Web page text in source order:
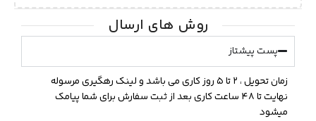
روش های ارسال
پست پیشتاز
زمان تحویل ، ۲ تا ۵ روز کاری می باشد و لینک رهگیری مرسوله
نهایت تا ۴۸ ساعت کاری بعد از ثبت سفارش برای شما پیامک
میشود